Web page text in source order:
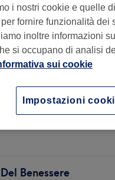
€
€
Benessere
i nostri cookie e quelle
fornire funzionalità dei
inoltre informazioni
si occupano di analisi
sui cookie
Impostazioni